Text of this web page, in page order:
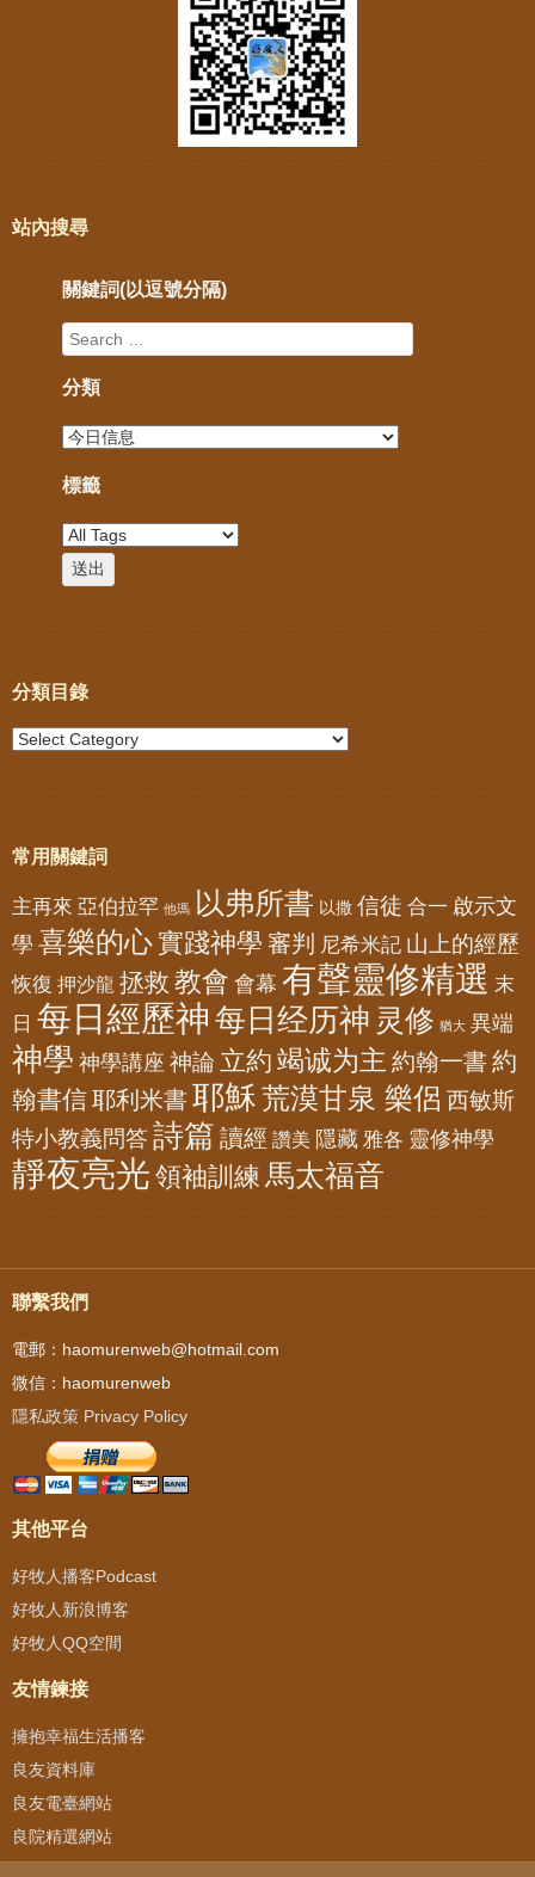
站內搜尋
關鍵詞(以逗號分隔)
分類
標籤
分類目錄
常用關鍵詞
主再來 亞伯拉罕 他瑪 以弗所書 以撒 信徒 合一 啟示文
學 喜樂的心實踐神學 審判 尼希米記 山上的經歷
恢復 押沙龍 拯救 教會 會幕 有聲靈修精選 末
日 每日經歷神 每日经历神 灵修 猶大 異端
神學 神學講座 神論 立約 竭诚为主 約翰一書 約
翰書信耶利米書 耶穌荒漠甘泉 樂侶 西敏斯
特小教義問答詩篇 讀經 讚美 隱藏 雅各 靈修神學
靜夜亮光 領袖訓練 馬太福音
聯繫我們
電郵：haomurenweb@hotmail.com
微信：haomurenweb
隱私政策 Privacy Policy
其他平台
好牧人播客Podcast
好牧人新浪博客
好牧人QQ空間
友情鍊接
擁抱幸福生活播客
良友資料庫
良友電臺網站
良院精選網站